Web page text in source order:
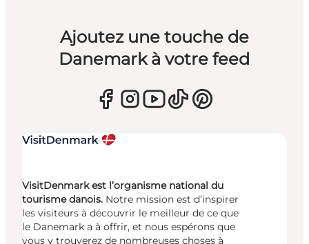
Ajoutez une touche de
Danemark à votre feed
VisitDenmark est l’organisme national du
tourisme danois. Notre mission est d’inspirer
les visiteurs à découvrir le meilleur de ce que
le Danemark a à offrir, et nous espérons que
vous y trouverez de nombreuses choses à